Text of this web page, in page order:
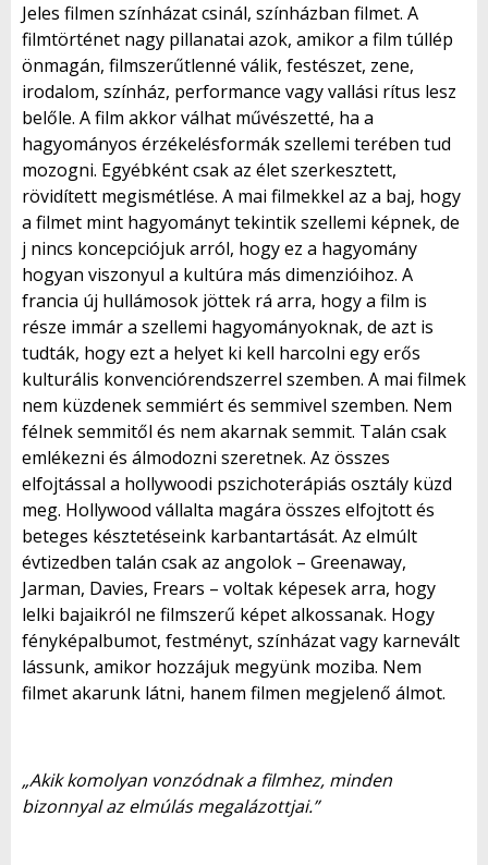
Jeles filmen színházat csinál, színházban filmet. A
filmtörténet nagy pillanatai azok, amikor a film túllép
önmagán, filmszerűtlenné válik, festészet, zene,
irodalom, színház, performance vagy vallási rítus lesz
belőle. A film akkor válhat művészetté, ha a
hagyományos érzékelésformák szellemi terében tud
mozogni. Egyébként csak az élet szerkesztett,
rövidített megismétlése. A mai filmekkel az a baj, hogy
a filmet mint hagyományt tekintik szellemi képnek, de
j nincs koncepciójuk arról, hogy ez a hagyomány
hogyan viszonyul a kultúra más dimenzióihoz. A
francia új hullámosok jöttek rá arra, hogy a film is
része immár a szellemi hagyományoknak, de azt is
tudták, hogy ezt a helyet ki kell harcolni egy erős
kulturális konvenciórendszerrel szemben. A mai filmek
nem küzdenek semmiért és semmivel szemben. Nem
félnek semmitől és nem akarnak semmit. Talán csak
emlékezni és álmodozni szeretnek. Az összes
elfojtással a hollywoodi pszichoterápiás osztály küzd
meg. Hollywood vállalta magára összes elfojtott és
beteges késztetéseink karbantartását. Az elmúlt
évtizedben talán csak az angolok – Greenaway,
Jarman, Davies, Frears – voltak képesek arra, hogy
lelki bajaikról ne filmszerű képet alkossanak. Hogy
fényképalbumot, festményt, színházat vagy karnevált
lássunk, amikor hozzájuk megyünk moziba. Nem
filmet akarunk látni, hanem filmen megjelenő álmot.
„Akik komolyan vonzódnak a filmhez, minden
bizonnyal az elmúlás megalázottjai.”